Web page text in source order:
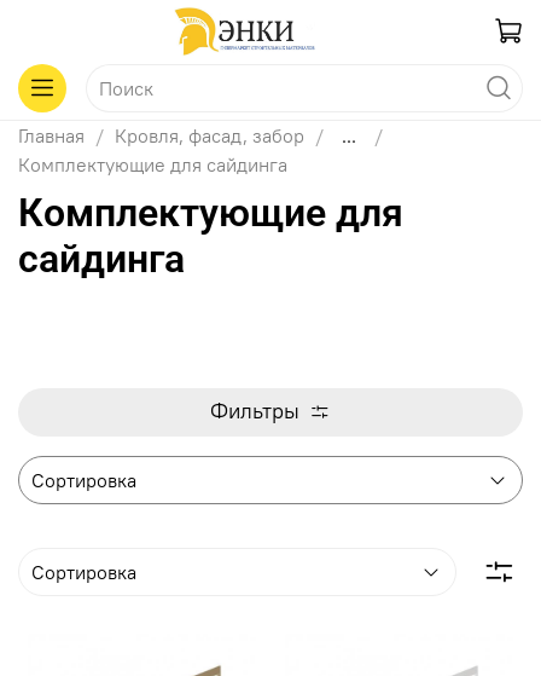
Главная Кровля, фасад, забор
...
Комплектующие для сайдинга
Комплектующие для
сайдинга
Фильтры